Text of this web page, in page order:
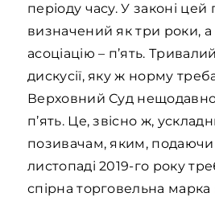
періоду часу. У законі цей
визначений як три роки, а
асоціацію – п’ять.
дискусії, яку ж норму
Верховний Суд
п’ять. Це, звісно ж,
позивачам, яким,
листопаді 2019-го року
спірна торговельна марка